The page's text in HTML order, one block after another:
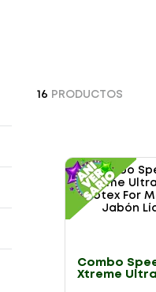
16 PRODUCTOS
Combo
Xtreme